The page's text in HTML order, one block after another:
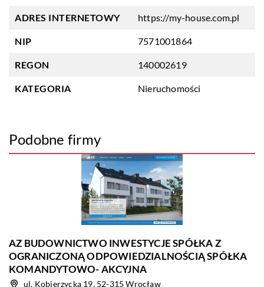
ADRES INTERNETOWY https://my-house.com.pl
NIP 7571001864
REGON 140002619
KATEGORIA Nieruchomości
Podobne firmy
AZ BUDOWNICTWO INWESTYCJE SPÓŁKA Z
OGRANICZONĄ ODPOWIEDZIALNOŚCIĄ SPÓŁKA
KOMANDYTOWO- AKCYJNA
ul. Kobierzycka 19, 52-315 Wrocław